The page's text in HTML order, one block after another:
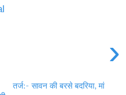
›
सावन की बरसे बदरिया, मां